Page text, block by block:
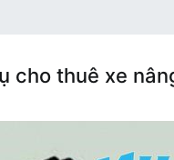
cho thuê xe